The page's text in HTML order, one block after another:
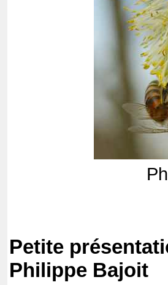
Petite
Philippe Bajoit